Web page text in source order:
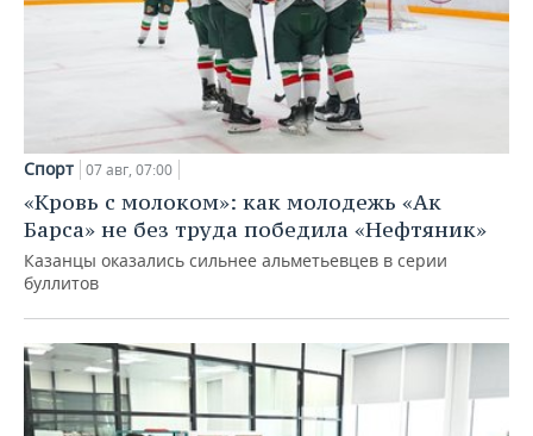
Спорт 07 авг, 07:00
«Кровь с молоком»: как молодежь «Ак
Барса» не без труда победила «Нефтяник»
Казанцы оказались сильнее альметьевцев в серии
буллитов